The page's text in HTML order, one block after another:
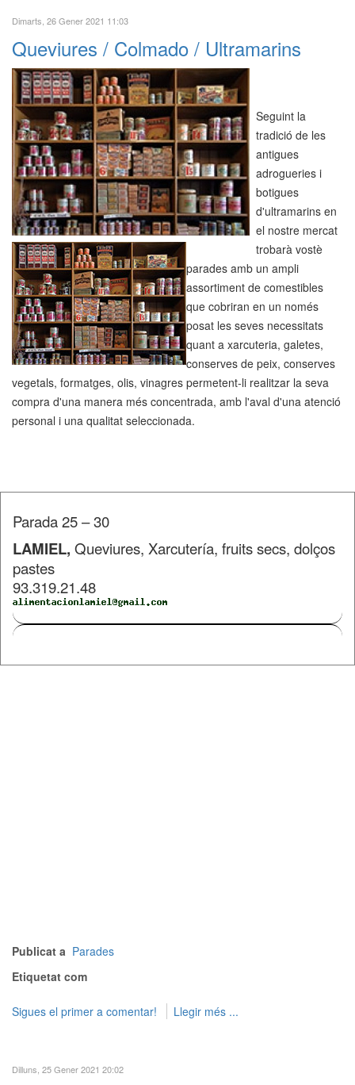
Dimarts, 26 Gener 2021 11:03
Queviures / Colmado / Ultramarins
Seguint la
tradició de les
antigues
adrogueries i
botigues
d'ultramarins en
el nostre mercat
trobarà vostè
parades amb un ampli
assortiment de comestibles
que cobriran en un només
posat les seves necessitats
quant a xarcuteria, galetes,
conserves de peix, conserves
vegetals, formatges, olis, vinagres permetent-li realitzar la seva
compra d'una manera més concentrada, amb l'aval d'una atenció
personal i una qualitat seleccionada.
Parada 25 – 30
LAMIEL, Queviures, Xarcutería, fruits secs, dolços
pastes
93.319.21.48
Publicat a Parades
Etiquetat com
Sigues el primer a comentar! Llegir més ...
Dilluns, 25 Gener 2021 20:02